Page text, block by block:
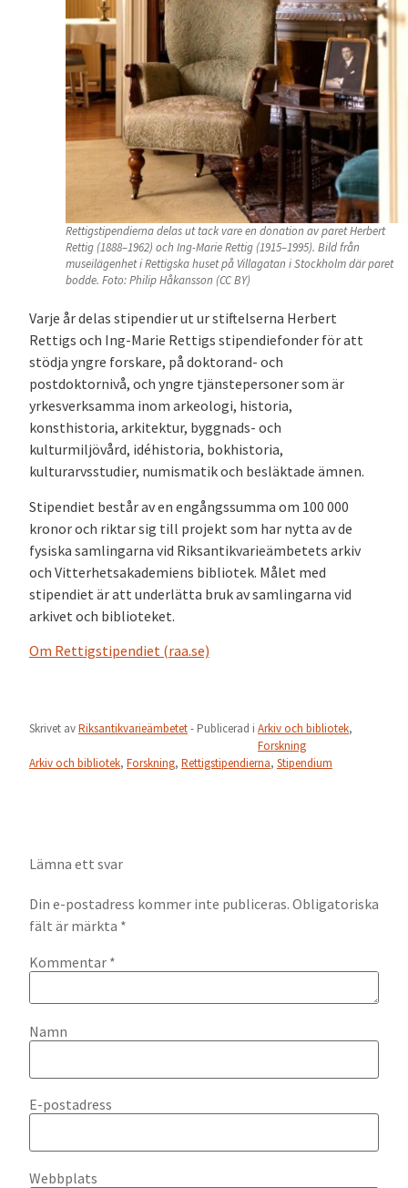
Rettigstipendierna delas ut tack vare en donation av paret Herbert
Rettig (1888–1962) och Ing-Marie Rettig (1915–1995). Bild från
museilägenhet i Rettigska huset på Villagatan i Stockholm där paret
bodde. Foto: Philip Håkansson (CC BY)
Varje år delas stipendier ut ur stiftelserna Herbert
Rettigs och Ing-Marie Rettigs stipendiefonder för att
stödja yngre forskare, på doktorand- och
postdoktornivå, och yngre tjänstepersoner som är
yrkesverksamma inom arkeologi, historia,
konsthistoria, arkitektur, byggnads- och
kulturmiljövård, idéhistoria, bokhistoria,
kulturarvsstudier, numismatik och besläktade ämnen.
Stipendiet består av en engångssumma om 100 000
kronor och riktar sig till projekt som har nytta av de
fysiska samlingarna vid Riksantikvarieämbetets arkiv
och Vitterhetsakademiens bibliotek. Målet med
stipendiet är att underlätta bruk av samlingarna vid
arkivet och biblioteket.
Om Rettigstipendiet (raa.se)
Skrivet avRiksantikvarieämbetet- Publicerad i Arkiv och bibliotek,
Forskning
Arkiv och bibliotek, Forskning, Rettigstipendierna, Stipendium
Lämna ett svar
Din e-postadress kommer inte publiceras. Obligatoriska
fält är märkta *
Kommentar *
Namn
E-postadress
Webbplats